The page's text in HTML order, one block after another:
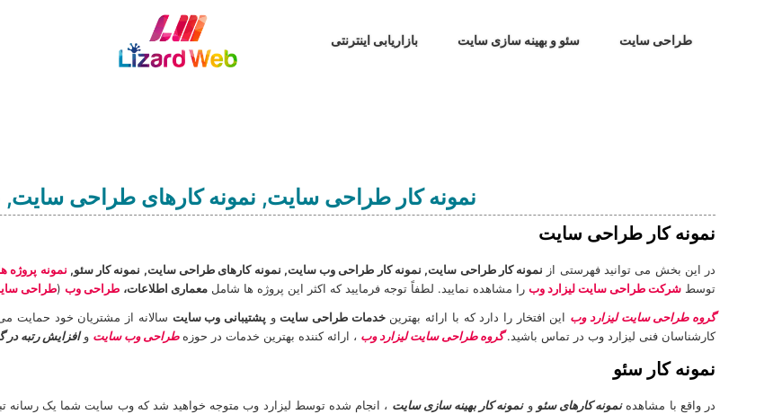
طراحی سایت سئو و بهینه سازی سایت بازاریابی اینترنتی
نمونه کار طراحی سایت, نمونه کارهای طراحی سایت,
نمونه کار طراحی سایت
در اين بخش می توانيد فهرستی از نمونه کار طراحی سایت, نمونه کار طراحی وب سایت, نمونه کارهای طراحی سایت, نمونه کار سئو, نمونه
توسط شرکت طراحی سایت لیزارد وب را مشاهده نماييد. لطفاً توجه فرمایید که اکثر اين پروژه ها شامل معماری اطلاعات، طراحی وب (طراحی
گروه طراحی سایت لیزارد وب این افتخار را دارد که با ارائه بهترینخدمات طراحی سایتو پشتیبانی وب سایت سالانه از مشتریان خود حمایت
کارشناسان فنی لیزارد وب در تماس باشید.گروه طراحی سایت لیزارد وب ، ارائه کننده بهترین خدمات در حوزهطراحی وب سایت وافزایش رتبه در
نمونه کار سئو
در واقع با مشاهدهنمونه کارهای سئو ونمونه کار بهینه سازی سایت